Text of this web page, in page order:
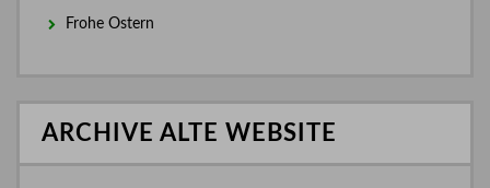
Frohe Ostern
ARCHIVE ALTE WEBSITE